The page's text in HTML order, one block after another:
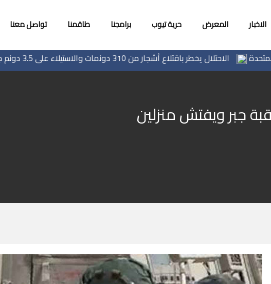
الاخبار المعرض حرية تيوب برامجنا طاقمنا تواصل معنا
الاحتلال يخطر باقتلاع أشجار من 310 دونمات والاستيلاء على 3.5 دونم جنوب جنين
جبر ويفتش منزلين